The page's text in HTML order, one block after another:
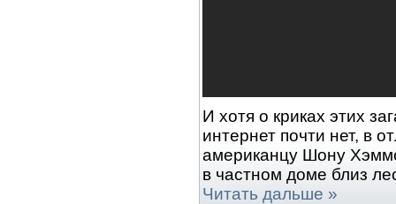
И хотя о криках этих
интернет почти нет, в
американцу Шону
в частном доме близ
Читать дальше »